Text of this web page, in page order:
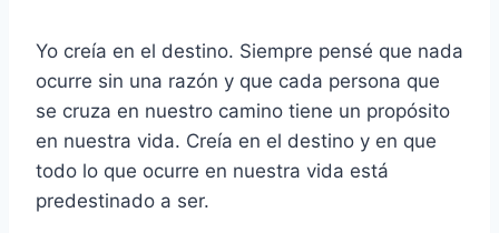
Yo creía en el destino. Siempre pensé que nada
ocurre sin una razón y que cada persona que
se cruza en nuestro camino tiene un propósito
en nuestra vida. Creía en el destino y en que
todo lo que ocurre en nuestra vida está
predestinado a ser.